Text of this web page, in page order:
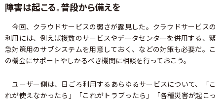
障害は起こる。普段から備えを
今回、クラウドサービスの弱さが露見した。クラウドサービスの
利用には、例えば複数のサービスやデータセンターを併用する、緊
急対策用のサブシステムを用意しておく、などの対策も必要だ。こ
の機会にサポートやしかるべき機関に相談を行っておこう。
ユーザー側は、日ごろ利用するあらゆるサービスについて、「こ
れが使えなかったら」「これがトラブったら」「各種災害が起こっ